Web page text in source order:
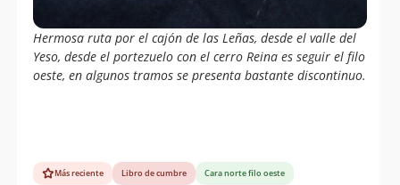
Hermosa ruta por el cajón de las Leñas, desde el valle del
Yeso, desde el portezuelo con el cerro Reina es seguir el filo
oeste, en algunos tramos se presenta bastante discontinuo.
Más reciente Libro de cumbre Cara norte filo oeste